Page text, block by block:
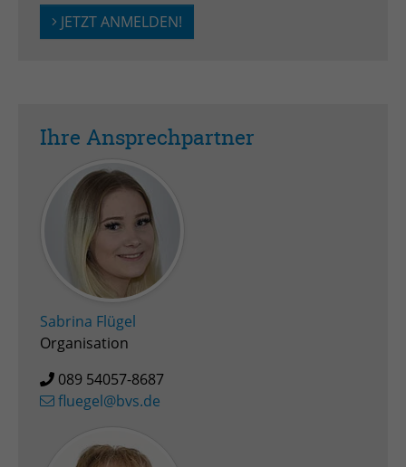
JETZT ANMELDEN!
Ihre Ansprechpartner
Sabrina Flügel
Organisation
089 54057-8687
fluegel@bvs.de
Anbieter TYPO3
Name PHPSESSID
Anbieter PHP
Laufzeit Session
Betrieb TYPO3